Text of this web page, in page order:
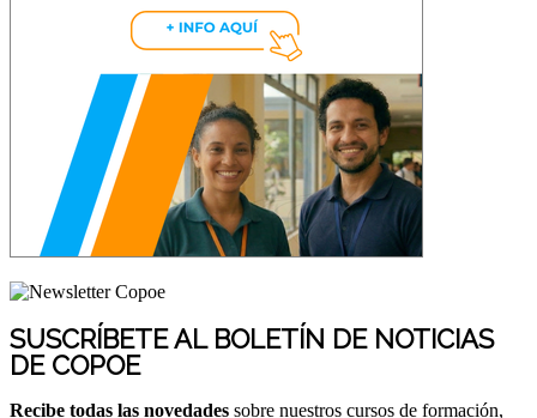
SUSCRÍBETE AL BOLETÍN DE NOTICIAS
DE COPOE
Recibe todas las novedades sobre nuestros cursos de formación,